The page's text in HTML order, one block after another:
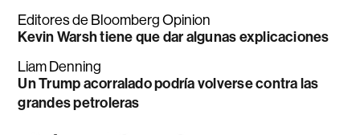
Editores de Bloomberg Opinion
Kevin Warsh tiene que dar algunas explicaciones
Liam Denning
Un Trump acorralado podría volverse contra las
grandes petroleras